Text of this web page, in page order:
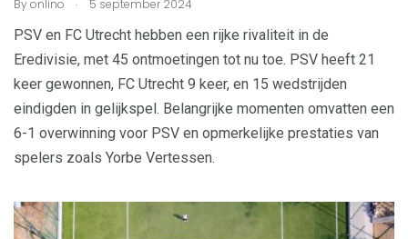
Byonlino 5 september 2024
PSV en FC Utrecht hebben een rijke rivaliteit in de
Eredivisie, met 45 ontmoetingen tot nu toe. PSV heeft 21
keer gewonnen, FC Utrecht 9 keer, en 15 wedstrijden
eindigden in gelijkspel. Belangrijke momenten omvatten een
6-1 overwinning voor PSV en opmerkelijke prestaties van
spelers zoals Yorbe Vertessen.